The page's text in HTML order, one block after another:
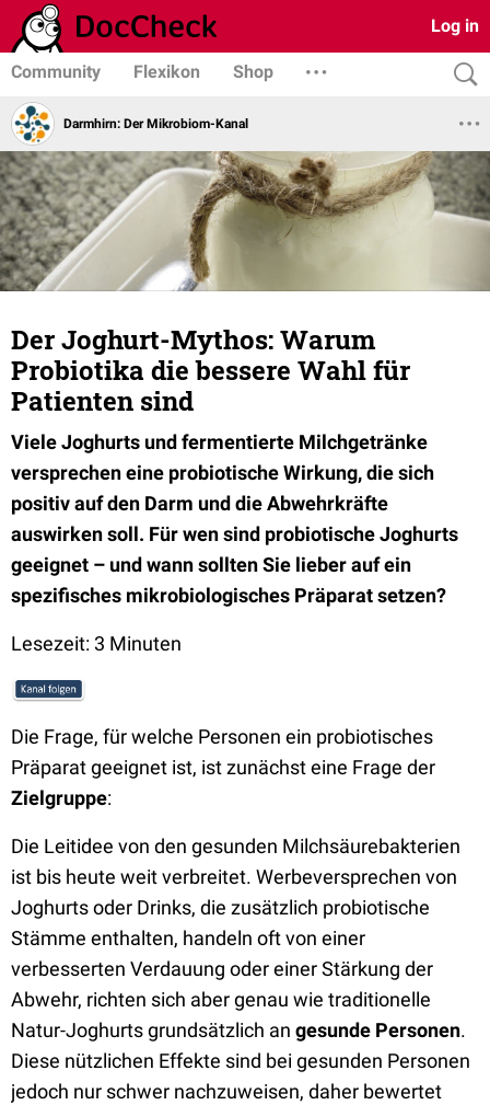
Log in
Community Flexikon Shop
Darmhirn: Der Mikrobiom-Kanal
Der Joghurt-Mythos: Warum
Probiotika die bessere Wahl für
Patienten sind
Viele Joghurts und fermentierte Milchgetränke
versprechen eine probiotische Wirkung, die sich
positiv auf den Darm und die Abwehrkräfte
auswirken soll. Für wen sind probiotische Joghurts
geeignet – und wann sollten Sie lieber auf ein
spezifisches mikrobiologisches Präparat setzen?
Lesezeit: 3 Minuten
Die Frage, für welche Personen ein probiotisches
Präparat geeignet ist, ist zunächst eine Frage der
Zielgruppe:
Die Leitidee von den gesunden Milchsäurebakterien
ist bis heute weit verbreitet. Werbeversprechen von
Joghurts oder Drinks, die zusätzlich probiotische
Stämme enthalten, handeln oft von einer
verbesserten Verdauung oder einer Stärkung der
Abwehr, richten sich aber genau wie traditionelle
Natur-Joghurts grundsätzlich an gesunde Personen.
Diese nützlichen Effekte sind bei gesunden Personen
jedoch nur schwer nachzuweisen, daher bewertet